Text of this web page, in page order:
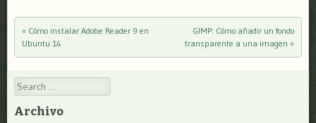
Post navigation
« Cómo instalar Adobe Reader 9 en
Ubuntu 14
GIMP: Cómo añadir un fondo
transparente a una imagen »
Search
Archivo